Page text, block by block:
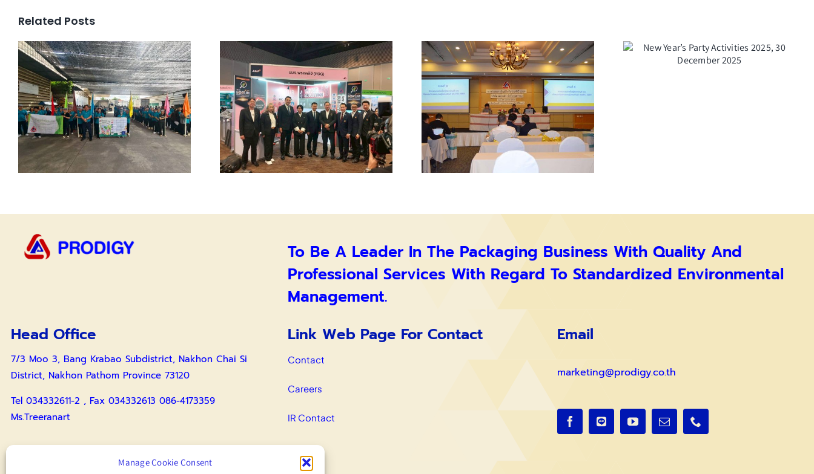
Manage Cookie Consent
Related Posts
To Be A Leader In The Packaging Business With Quality And
Professional Services With Regard To Standardized Environmental
Management.
Head Office
7/3 Moo 3, Bang Krabao Subdistrict, Nakhon Chai Si
District, Nakhon Pathom Province 73120
Tel 034332611-2 , Fax 034332613 086-4173359
Ms.Treeranart
Surin Branch
Link Web Page For Contact
Contact
Careers
IR Contact
Email
marketing@prodigy.co.th